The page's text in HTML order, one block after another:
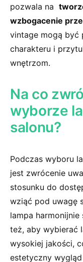
pozwala ⁣na ‌
wzbogacenie
‌vintage mogą⁢ być
charakteru i‌
wnętrzom.
Na co
wyborze
salonu?
Podczas wyboru
jest zwrócenie
stosunku do
‍wziąć pod uwagę
lampa harmonijnie
też, aby wybierać
wysokiej‌ jakości,
estetyczny ⁢wygląd